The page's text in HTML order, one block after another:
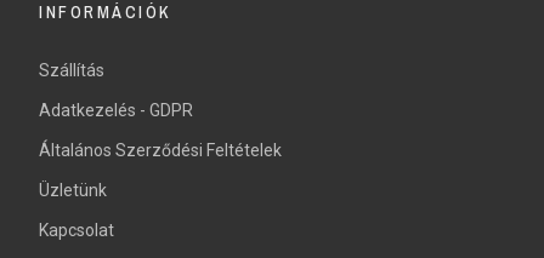
INFORMÁCIÓK
Szállítás
Adatkezelés - GDPR
Általános Szerződési Feltételek
Üzletünk
Kapcsolat